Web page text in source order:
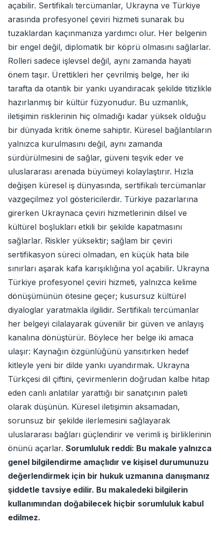
açabilir. Sertifikalı tercümanlar, Ukrayna ve Türkiye
arasında profesyonel çeviri hizmeti sunarak bu
tuzaklardan kaçınmanıza yardımcı olur. Her belgenin
bir engel değil, diplomatik bir köprü olmasını sağlarlar.
Rolleri sadece işlevsel değil, aynı zamanda hayati
önem taşır. Ürettikleri her çevrilmiş belge, her iki
tarafta da otantik bir yankı uyandıracak şekilde titizlikle
hazırlanmış bir kültür füzyonudur. Bu uzmanlık,
iletişimin risklerinin hiç olmadığı kadar yüksek olduğu
bir dünyada kritik öneme sahiptir. Küresel bağlantıların
yalnızca kurulmasını değil, aynı zamanda
sürdürülmesini de sağlar, güveni teşvik eder ve
uluslararası arenada büyümeyi kolaylaştırır. Hızla
değişen küresel iş dünyasında, sertifikalı tercümanlar
vazgeçilmez yol göstericilerdir. Türkiye pazarlarına
girerken Ukraynaca çeviri hizmetlerinin dilsel ve
kültürel boşlukları etkili bir şekilde kapatmasını
sağlarlar. Riskler yüksektir; sağlam bir çeviri
sertifikasyon süreci olmadan, en küçük hata bile
sınırları aşarak kafa karışıklığına yol açabilir. Ukrayna
Türkiye profesyonel çeviri hizmeti, yalnızca kelime
dönüşümünün ötesine geçer; kusursuz kültürel
diyaloglar yaratmakla ilgilidir. Sertifikalı tercümanlar
her belgeyi cilalayarak güvenilir bir güven ve anlayış
kanalına dönüştürür. Böylece her belge iki amaca
ulaşır: Kaynağın özgünlüğünü yansıtırken hedef
kitleyle yeni bir dilde yankı uyandırmak. Ukrayna
Türkçesi dil çiftini, çevirmenlerin doğrudan kalbe hitap
eden canlı anlatılar yarattığı bir sanatçının paleti
olarak düşünün. Küresel iletişimin aksamadan,
sorunsuz bir şekilde ilerlemesini sağlayarak
uluslararası bağları güçlendirir ve verimli iş birliklerinin
önünü açarlar. Sorumluluk reddi: Bu makale yalnızca
genel bilgilendirme amaçlıdır ve kişisel durumunuzu
değerlendirmek için bir hukuk uzmanına danışmanız
şiddetle tavsiye edilir. Bu makaledeki bilgilerin
kullanımından doğabilecek hiçbir sorumluluk kabul
edilmez.